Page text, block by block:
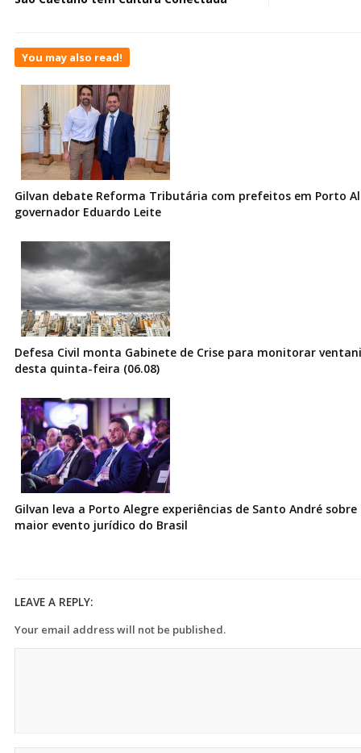
You may also read!
Gilvan debate Reforma Tributária com prefeitos em Porto
governador Eduardo Leite
Defesa Civil monta Gabinete de Crise para monitorar
desta quinta-feira (06.08)
Gilvan leva a Porto Alegre experiências de Santo André
maior evento jurídico do Brasil
LEAVE A REPLY:
Your email address will not be published.